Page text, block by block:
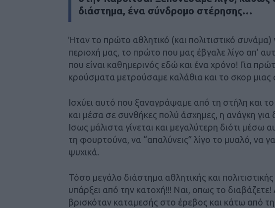
διάστημα, ένα σύνδρομο στέρησης…
Ήταν το πρώτο αθλητικό (και πολιτιστικό
περιοχή μας, το πρώτο που μας έβγαλε λίγο απ’
που είναι καθημερινός εδώ και ένα χρόνο! Για
κρούσματα μετρούσαμε καλάθια και το σκορ μιας
Ισχύει αυτό που ξαναγράψαμε από τη στήλη και
και μέσα σε συνθήκες πολύ άσχημες, η ανάγκη
Ισως μάλιστα γίνεται και μεγαλύτερη διότι μέσω
τη φουρτούνα, να “απαλύνεις” λίγο το μυαλό, να
ψυχικά.
Τόσο μεγάλο διάστημα αθλητικής και
υπάρξει από την κατοχή!!! Ναι, οπως το
βρισκόταν καταμεσής στο έρεβος και κάτω από